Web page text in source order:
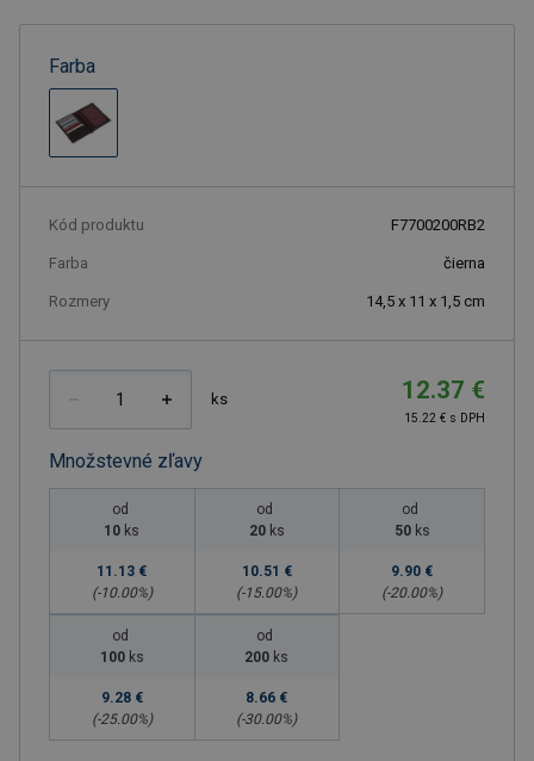
Farba
Kód produktu F7700200RB2
Farba čierna
Rozmery 14,5 x 11 x 1,5 cm
ks 12.37 €
15.22 € s DPH
Množstevné zľavy
od
10 ks
11.13 €
(-10.00%)
od
20 ks
10.51 €
(-15.00%)
od
50 ks
9.90 €
(-20.00%)
od
100 ks
9.28 €
(-25.00%)
od
200 ks
8.66 €
(-30.00%)